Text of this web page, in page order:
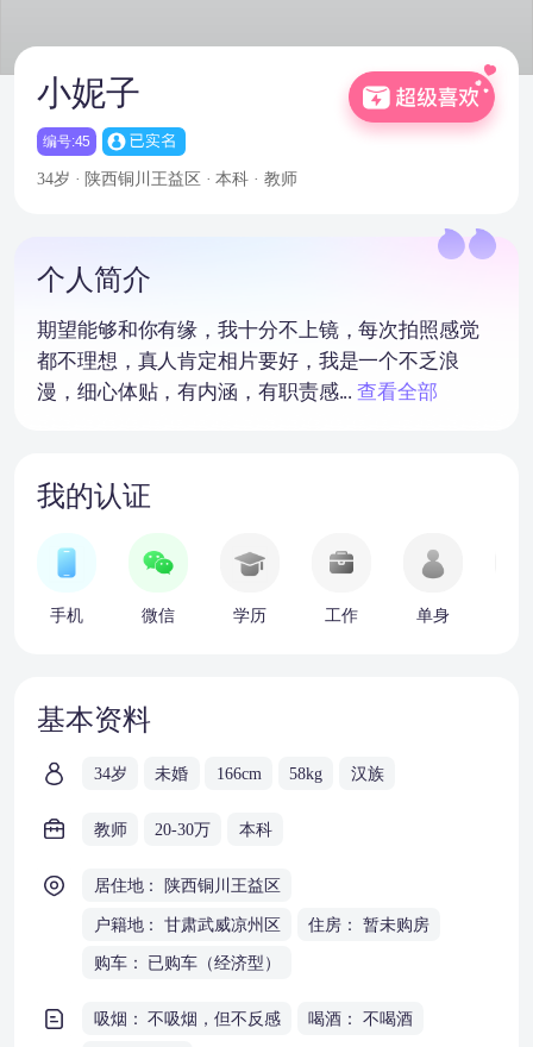
小妮子
编号:45
34岁 · 陕西铜川王益区 · 本科 · 教师
个人简介
期望能够和你有缘，我十分不上镜，每次拍照感觉
都不理想，真人肯定相片要好，我是一个不乏浪
漫，细心体贴，有内涵，有职责感... 查看全部
我的认证
手机 微信 学历 工作 单身
基本资料
34岁 未婚 166cm 58kg 汉族
教师 20-30万 本科
居住地： 陕西铜川王益区
户籍地： 甘肃武威凉州区 住房： 暂未购房
购车： 已购车（经济型）
吸烟： 不吸烟，但不反感 喝酒： 不喝酒